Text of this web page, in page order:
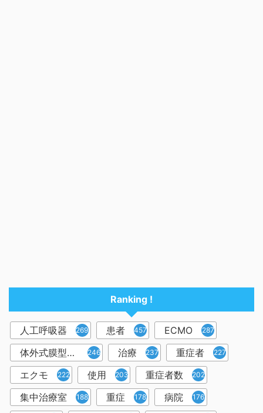
Ranking !
人工呼吸器 2698 患者 457 ECMO 287
体外式膜型人工肺 246 治療 237 重症者 227
エクモ 222 使用 203 重症者数 202
集中治療室 188 重症 178 病院 176